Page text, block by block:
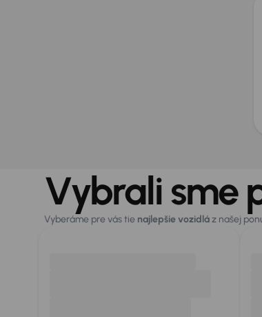
Vybrali sme
Vyberáme pre vás tie najlepšie vozidláz našej